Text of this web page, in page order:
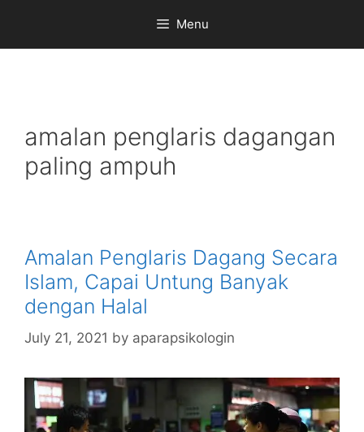
content
Menu
amalan penglaris dagangan
paling ampuh
Amalan Penglaris Dagang Secara
Islam, Capai Untung Banyak
dengan Halal
July 21, 2021 by aparapsikologin